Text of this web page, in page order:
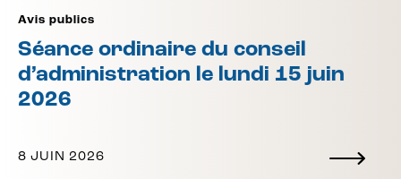
Avis publics
Séance ordinaire du conseil
d’administration le lundi 15 juin
2026
8 JUIN 2026